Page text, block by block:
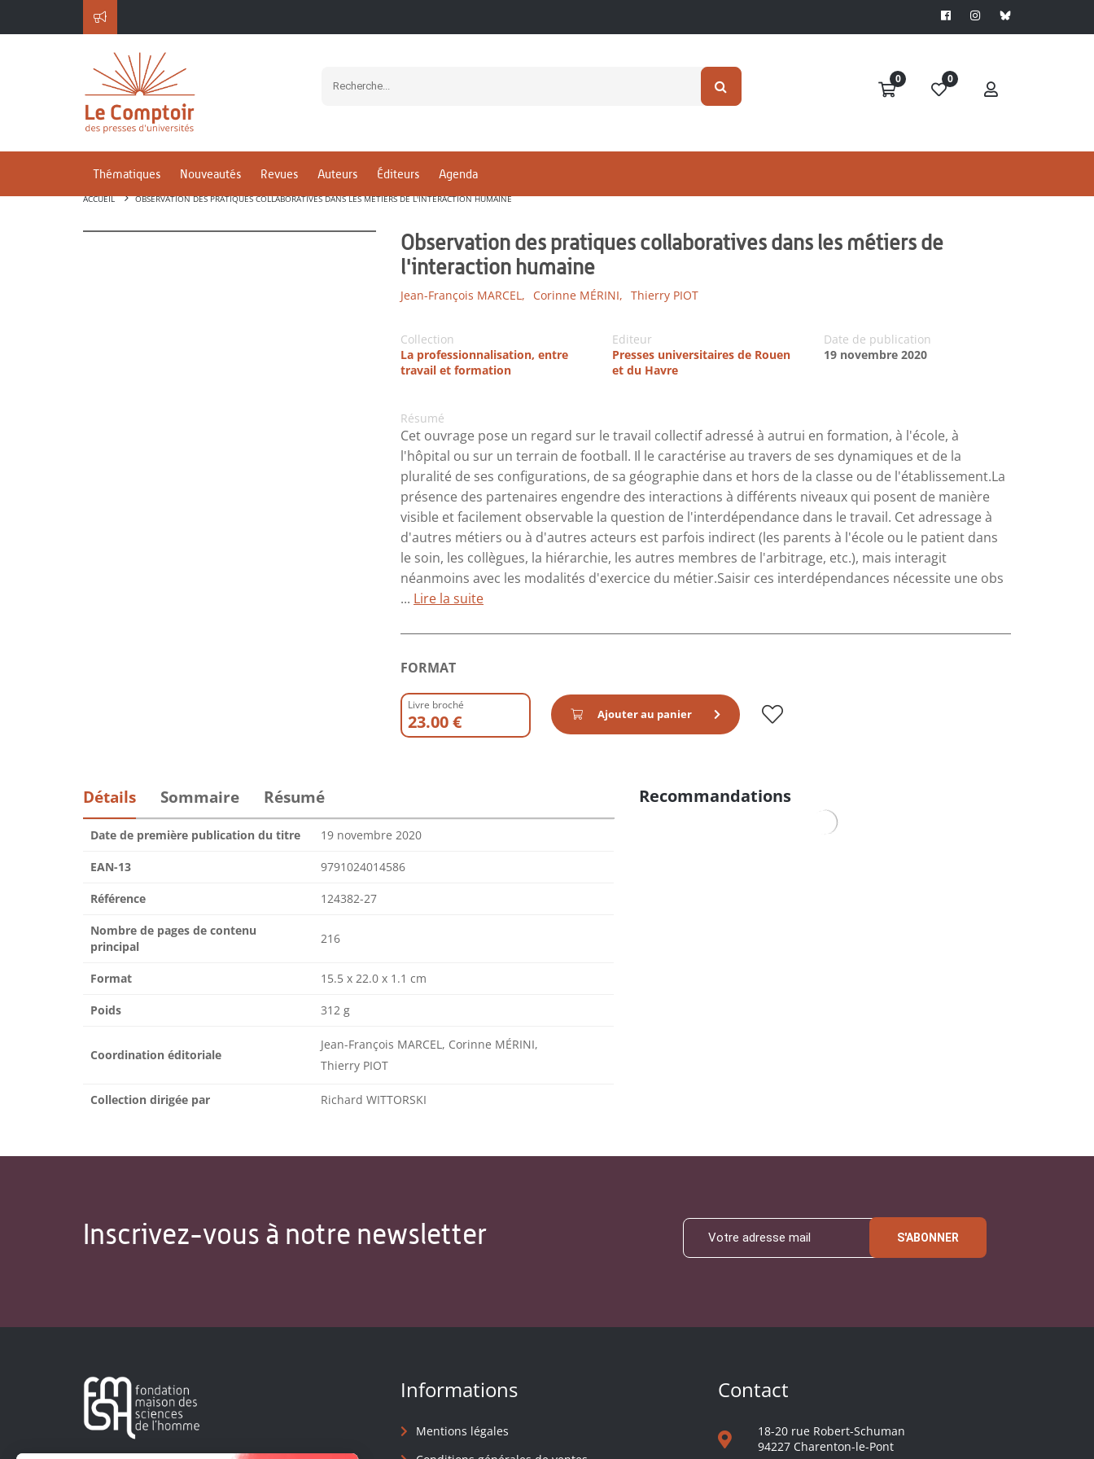
0 0
Thématiques Nouveautés Revues Auteurs Éditeurs Agenda
ACCUEIL OBSERVATION DES PRATIQUES COLLABORATIVES DANS LES MÉTIERS DE L'INTERACTION HUMAINE
Observation des pratiques collaboratives dans les métiers de
l'interaction humaine
Jean-François MARCEL, Corinne MÉRINI, Thierry PIOT
Collection
La professionnalisation, entre
travail et formation
Editeur
Presses universitaires de Rouen
et du Havre
Date de publication
19 novembre 2020
Résumé
Cet ouvrage pose un regard sur le travail collectif adressé à autrui en formation, à l'école, à
l'hôpital ou sur un terrain de football. Il le caractérise au travers de ses dynamiques et de la
pluralité de ses configurations, de sa géographie dans et hors de la classe ou de l'établissement.La
présence des partenaires engendre des interactions à différents niveaux qui posent de manière
visible et facilement observable la question de l'interdépendance dans le travail. Cet adressage à
d'autres métiers ou à d'autres acteurs est parfois indirect (les parents à l'école ou le patient dans
le soin, les collègues, la hiérarchie, les autres membres de l'arbitrage, etc.), mais interagit
néanmoins avec les modalités d'exercice du métier.Saisir ces interdépendances nécessite une obs
... Lire la suite
FORMAT
Livre broché
23.00 € Ajouter au panier
Détails Sommaire Résumé
Date de première publication du titre 19 novembre 2020
EAN-13 9791024014586
Référence 124382-27
Nombre de pages de contenu
principal
216
Format 15.5 x 22.0 x 1.1 cm
Poids 312 g
Coordination éditoriale
Jean-François MARCEL, Corinne MÉRINI,
Thierry PIOT
Collection dirigée par Richard WITTORSKI
Recommandations
Inscrivez-vous à notre newsletter S'ABONNER
Informations
Mentions légales
Contact
18-20 rue Robert-Schuman
94227 Charenton-le-Pont